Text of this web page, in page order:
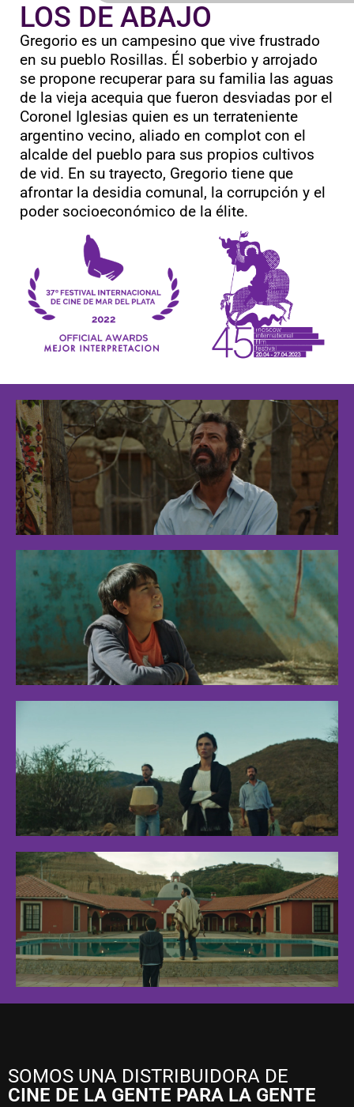
LOS DE ABAJO
Gregorio es un campesino que vive frustrado
en su pueblo Rosillas. Él soberbio y arrojado
se propone recuperar para su familia las aguas
de la vieja acequia que fueron desviadas por el
Coronel Iglesias quien es un terrateniente
argentino vecino, aliado en complot con el
alcalde del pueblo para sus propios cultivos
de vid. En su trayecto, Gregorio tiene que
afrontar la desidia comunal, la corrupción y el
poder socioeconómico de la élite.
SOMOS UNA DISTRIBUIDORA DE
CINE DE LA GENTE PARA LA GENTE